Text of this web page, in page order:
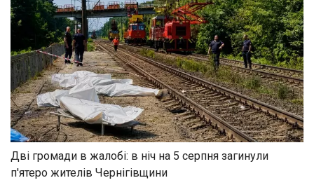
Дві громади в жалобі: в ніч на 5 серпня загинули
п'ятеро жителів Чернігівщини